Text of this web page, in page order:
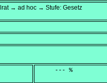
→ ad hoc → Stufe: Gesetz
     --- %